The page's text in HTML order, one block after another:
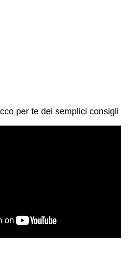
per te dei semplici consigli